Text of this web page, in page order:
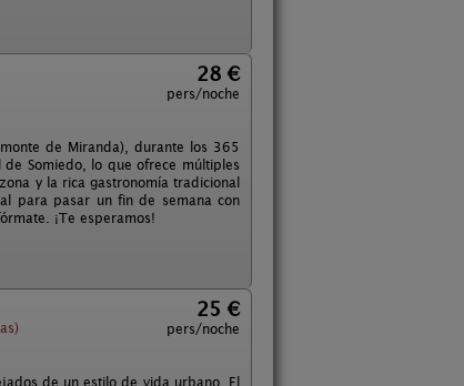
28 €
pers/noche
de Miranda), durante los 365
Somiedo, lo que ofrece múltiples
y la rica gastronomía tradicional
para pasar un fin de semana con
¡Te esperamos!
25 €
pers/noche
de un estilo de vida urbano. El